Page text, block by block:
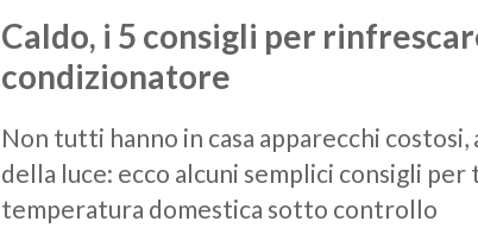
Caldo, i 5 consigli per
condizionatore
Non tutti hanno in casa apparecchi
della luce: ecco alcuni semplici consigli per
temperatura domestica sotto controllo